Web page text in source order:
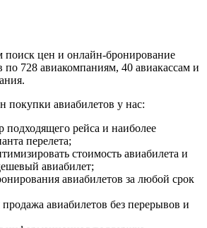
поиск цен и онлайн-бронирование
по 728 авиакомпаниям, 40 авиакассам и
покупки авиабилетов у нас:
подходящего рейса и наиболее
перелета;
стоимость авиабилета и
авиабилет;
авиабилетов за любой срок
продажа авиабилетов без перерывов и